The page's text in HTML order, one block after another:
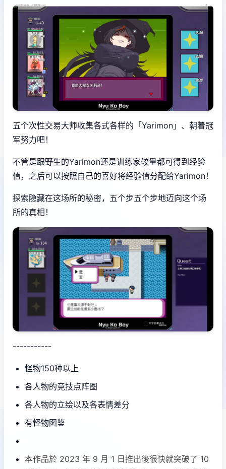
五个次性交易大师收集各式各样的「Yarimon」、朝着冠
军努力吧！
不管是跟野生的Yarimon还是训练家较量都可得到经验
值，之后可以按照自己的喜好将经验值分配给Yarimon！
探索隐藏在这场所的秘密，五个步五个步地迈向这个场
所的真相！
-----------
怪物150种以上
各人物的竞技点阵图
各人物的立绘以及各表情差分
有怪物图鉴
本作品於 2023 年 9 月 1 日推出後很快就突破了 10